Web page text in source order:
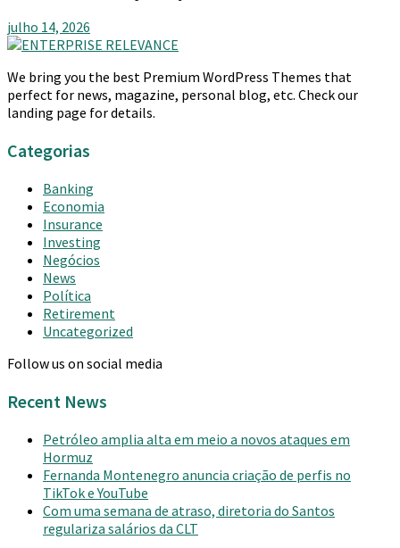
julho 14, 2026
We bring you the best Premium WordPress Themes that
perfect for news, magazine, personal blog, etc. Check our
landing page for details.
Categorias
Banking
Economia
Insurance
Investing
Negócios
News
Política
Retirement
Uncategorized
Follow us on social media
Recent News
Petróleo amplia alta em meio a novos ataques em
Hormuz
Fernanda Montenegro anuncia criação de perfis no
TikTok e YouTube
Com uma semana de atraso, diretoria do Santos
regulariza salários da CLT